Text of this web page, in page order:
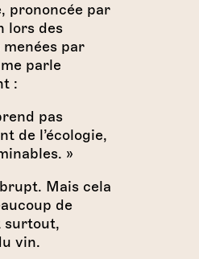
prononcée par
lors des
par
parle
:
pas
de l’écologie,
»
Mais cela
de
surtout,
vin.